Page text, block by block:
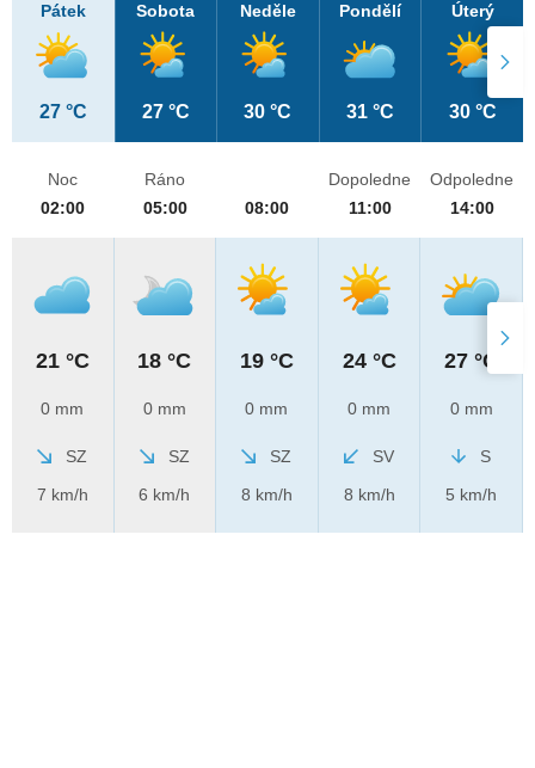
Pátek
27 °C
Sobota
27 °C
Neděle
30 °C
Pondělí
31 °C
Úterý
30 °C
Noc
02:00
21 °C
0 mm
SZ
7 km/h
Ráno
05:00
18 °C
0 mm
SZ
6 km/h
08:00
19 °C
0 mm
SZ
8 km/h
Dopoledne
11:00
24 °C
0 mm
SV
8 km/h
Odpoledne
14:00
27 °C
0 mm
S
5 km/h